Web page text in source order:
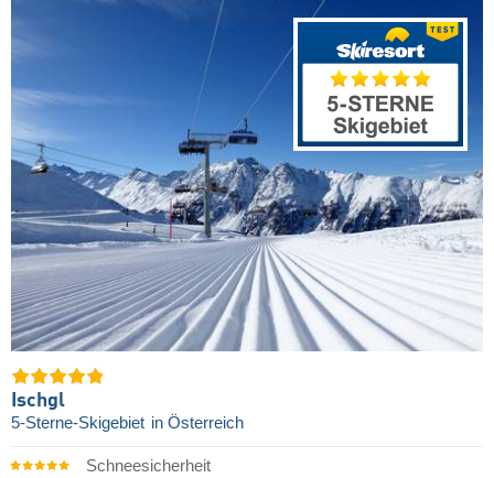
Ischgl
5-Sterne-Skigebiet in Österreich
Schneesicherheit